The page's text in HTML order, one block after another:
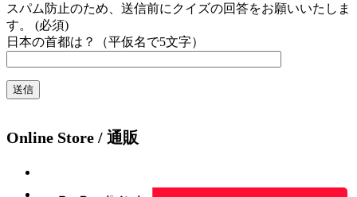
スパム防止のため、送信前にクイズの回答をお願いいたしま
す。 (必須)
日本の首都は？（平仮名で5文字）
Online Store / 通販